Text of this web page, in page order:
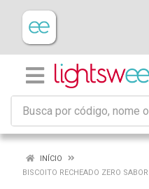
INÍCIO
BISCOITO RECHEADO ZERO